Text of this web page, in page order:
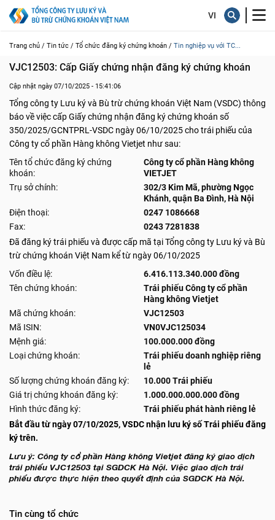
Trang chủ / Tin tức / Tổ chức đăng ký chứng khoán / Tin nghiệp vụ với TC...
VJC12503: Cấp Giấy chứng nhận đăng ký chứng khoán
Cập nhật ngày 07/10/2025 - 15:41:06
Tổng công ty Lưu ký và Bù trừ chứng khoán Việt Nam (VSDC) thông
báo về việc cấp Giấy chứng nhận đăng ký chứng khoán số
350/2025/GCNTPRL-VSDC ngày 06/10/2025 cho trái phiếu của
Công ty cổ phần Hàng không Vietjet như sau:
Tên tổ chức đăng ký chứng
khoán:
Công ty cổ phần Hàng không
VIETJET
Trụ sở chính:
302/3 Kim Mã, phường Ngọc
Khánh, quận Ba Đình, Hà Nội
Điện thoại:
0247 1086668
Fax:
0243 7281838
Đã đăng ký trái phiếu và được cấp mã tại Tổng công ty Lưu ký và Bù
trừ chứng khoán Việt Nam kể từ ngày 06/10/2025
Vốn điều lệ:
6.416.113.340.000 đồng
Tên chứng khoán:
Trái phiếu Công ty cổ phần
Hàng không Vietjet
Mã chứng khoán:
VJC12503
Mã ISIN:
VN0VJC125034
Mệnh giá:
100.000.000 đồng
Loại chứng khoán:
Trái phiếu doanh nghiệp riêng
lẻ
Số lượng chứng khoán đăng ký:
10.000 Trái phiếu
Giá trị chứng khoán đăng ký:
1.000.000.000.000 đồng
Hình thức đăng ký:
Trái phiếu phát hành riêng lẻ
Bắt đầu từ ngày 07/10/2025, VSDC nhận lưu ký số Trái phiếu đăng
ký trên.
Lưu ý: Công ty cổ phần Hàng không Vietjet đăng ký giao dịch
trái phiếu VJC12503 tại SGDCK Hà Nội. Việc giao dịch trái
phiếu được thực hiện theo quyết định của SGDCK Hà Nội.
Tin cùng tổ chức